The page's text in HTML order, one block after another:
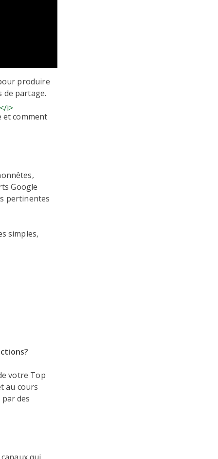
i>
produire
de partage.
et comment
Google
pertinentes
simples,
votre Top
au cours
des